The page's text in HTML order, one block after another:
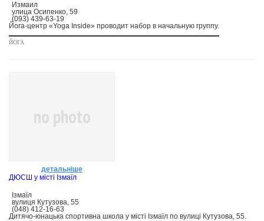
Измаил
улица Осипенко, 59
(093) 439-63-19
Йога-центр «Yoga Inside» проводит набор в начальную группу.
ЙОГА
no photo
детальніше
ДЮСШ у місті Ізмаїл
Ізмаїл
вулиця Кутузова, 55
(048) 412-16-63
Дитячо-юнацька спортивна школа у місті Ізмаїл по вулиці Кутузова, 55.